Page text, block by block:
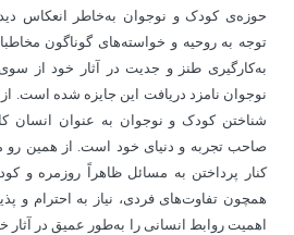
حوزه‌ی کودک و نوجوان به‌خاطر انعکاس
توجه به روحیه و خواسته‌های گوناگون
به‌کارگیری طنز و جدیت در آثار خود از
نوجوان نامزد دریافت این جایزه شده است.
شناختن کودک و نوجوان به عنوان انسان
صاحب تجربه و دنیای خود است. از همین رو
کنار پرداختن به مسائل ظاهراً روزمره و
همچون تفاوت‌های فردی، نیاز به احترام و
اهمیت روابط انسانی را به‌طور عمیق در آثار